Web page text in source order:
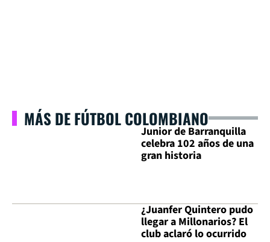
MÁS DE FÚTBOL COLOMBIANO
Junior de Barranquilla
celebra 102 años de una
gran historia
¿Juanfer Quintero pudo
llegar a Millonarios? El
club aclaró lo ocurrido